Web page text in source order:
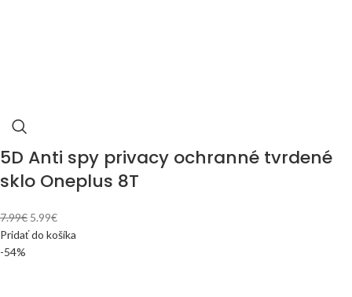
5D Anti spy privacy ochranné tvrdené
sklo Oneplus 8T
7.99€ 5.99€
Pridať do košíka
-54%